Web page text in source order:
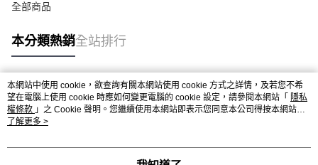
全部商品
本分類熱銷全站排行
熱門標籤
本網站中使用 cookie，欲查詢有關本網站使用 cookie 方式之詳情，及若您不希
望在電腦上使用 cookie 時應如何變更電腦的 cookie 設定，請參閱本網站「 隱私
權條款 」之 Cookie 聲明。您繼續使用本網站即表示您同意本公司得按本網站使
用條款之 Cookie 聲明使用 cookie。
了解更多 >